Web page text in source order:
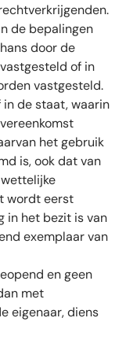
de bepalingen
door de
of in
vastgesteld.
de staat, waarin
het gebruik
is, ook dat van
wordt eerst
in het bezit is van
exemplaar van
en geen
met
eigenaar, diens